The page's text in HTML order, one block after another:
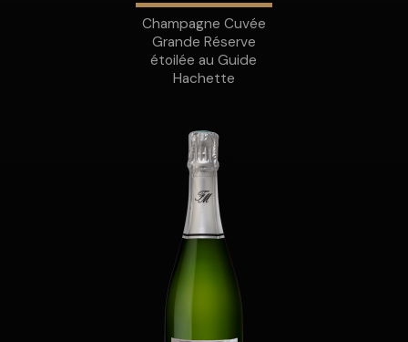
Champagne Cuvée
Grande Réserve
étoilée au Guide
Hachette